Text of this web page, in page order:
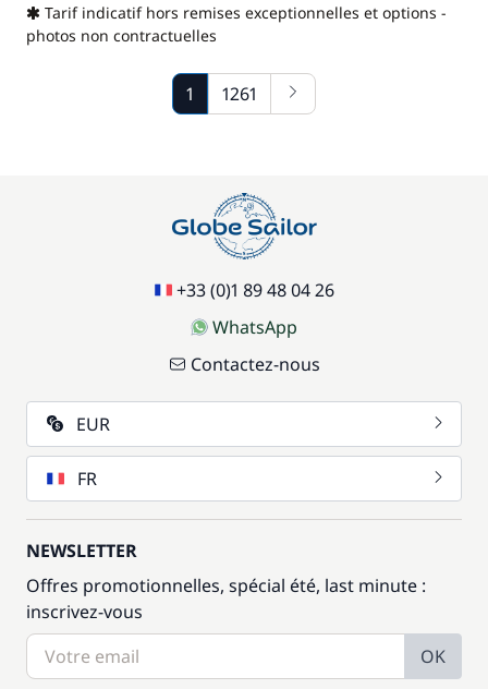
Tarif indicatif hors remises exceptionnelles et options -
photos non contractuelles
1 1261
+33 (0)1 89 48 04 26
WhatsApp
Contactez-nous
EUR
FR
NEWSLETTER
Offres promotionnelles, spécial été, last minute :
inscrivez-vous
OK